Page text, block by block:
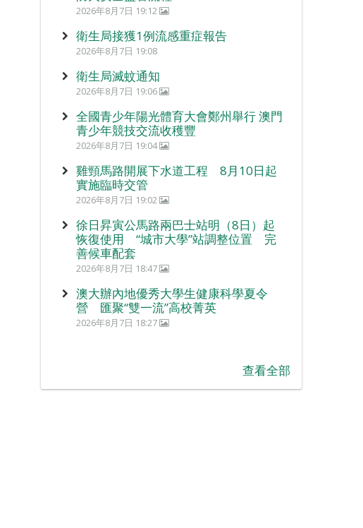
2026年8月7日 19:12
衛生局接獲1例流感重症報告
2026年8月7日 19:08
衛生局滅蚊通知
2026年8月7日 19:06
全國青少年陽光體育大會鄭州舉行 澳門
青少年競技交流收穫豐
2026年8月7日 19:04
雞頸馬路開展下水道工程 8月10日起
實施臨時交管
2026年8月7日 19:02
徐日昇寅公馬路兩巴士站明（8日）起
恢復使用 “城市大學”站調整位置 完
善候車配套
2026年8月7日 18:47
澳大辦內地優秀大學生健康科學夏令
營 匯聚“雙一流”高校菁英
2026年8月7日 18:27
查看全部